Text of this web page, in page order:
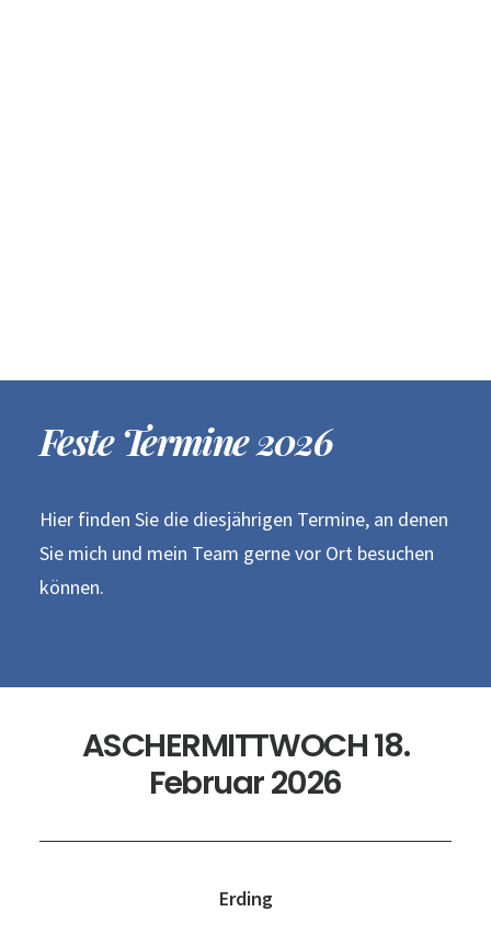
Feste Termine 2026
Hier finden Sie die diesjährigen Termine, an denen
Sie mich und mein Team gerne vor Ort besuchen
können.
ASCHERMITTWOCH 18.
Februar 2026
Erding